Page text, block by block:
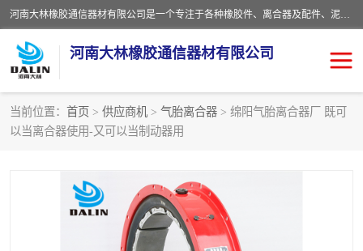
河南大林橡胶通信器材有限公司是一个专注于各种橡胶件、离合器及配件、泥浆泵及配件等产品设计制造和加工的企业。产品应用于矿山、冶金、石油、钢铁、化工、水泥、船舶、造纸、通用机械等各种大功率机械传动或制动装置。
河南大林橡胶通信器材有限公司
当前位置： 首页 > 供应商机 > 气胎离合器 > 绵阳气胎离合器厂 既可
以当离合器使用-又可以当制动器用
推盘离合器
VC离合器 矿山离合器
PO隔膜离合器 气胎离合器